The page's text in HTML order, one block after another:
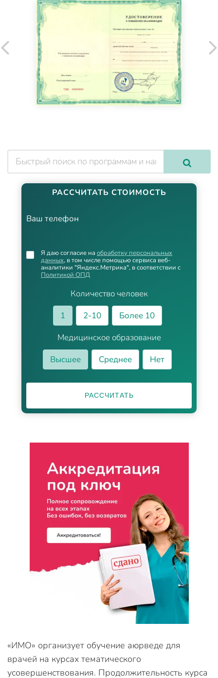
РАССЧИТАТЬ СТОИМОСТЬ
Ваш телефон
Количество человек
1
2-10
Более 10
Медицинское образование
Высшее
Среднее Нет
Я даю согласие на обработку персональных
данных, в том числе помощью сервиса веб-
аналитики "Яндекс.Метрика", в соответствии с
Политикой ОПД
РАССЧИТАТЬ
«ИМО» организует обучение аюрведе для
врачей на курсах тематического
усовершенствования. Продолжительность курса